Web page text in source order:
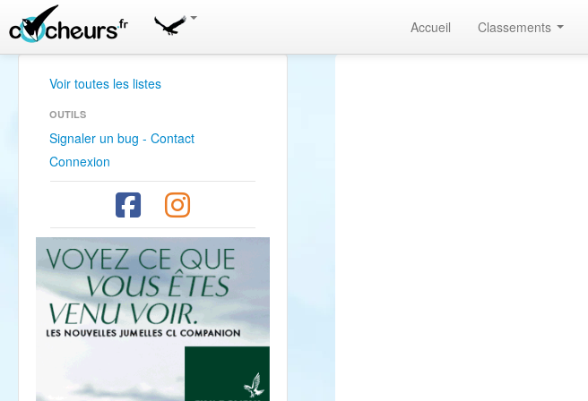
Accueil Classements
Voir toutes les listes
OUTILS
Signaler un bug - Contact
Connexion